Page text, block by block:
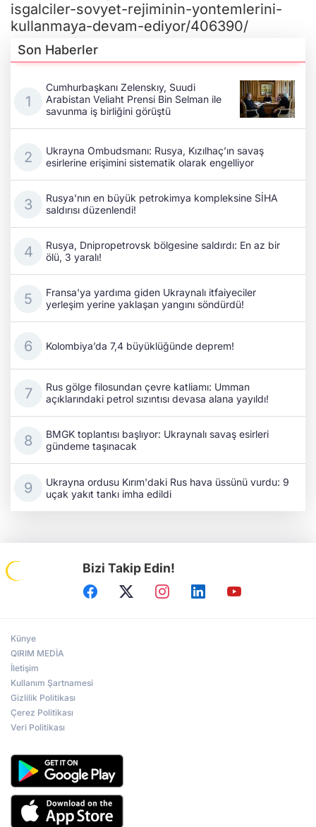
isgalciler-sovyet-rejiminin-yontemlerini-
kullanmaya-devam-ediyor/406390/
Son Haberler
Cumhurbaşkanı Zelenskıy, Suudi
Arabistan Veliaht Prensi Bin Selman ile
savunma iş birliğini görüştü
Ukrayna Ombudsmanı: Rusya, Kızılhaç’ın savaş
esirlerine erişimini sistematik olarak engelliyor
Rusya'nın en büyük petrokimya kompleksine SİHA
saldırısı düzenlendi!
Rusya, Dnipropetrovsk bölgesine saldırdı: En az bir
ölü, 3 yaralı!
Fransa'ya yardıma giden Ukraynalı itfaiyeciler
yerleşim yerine yaklaşan yangını söndürdü!
Kolombiya’da 7,4 büyüklüğünde deprem!
Rus gölge filosundan çevre katliamı: Umman
açıklarındaki petrol sızıntısı devasa alana yayıldı!
BMGK toplantısı başlıyor: Ukraynalı savaş esirleri
gündeme taşınacak
Ukrayna ordusu Kırım'daki Rus hava üssünü vurdu: 9
uçak yakıt tankı imha edildi
Bizi Takip Edin!
Künye
QIRIM MEDİA
İletişim
Kullanım Şartnamesi
Gizlilik Politikası
Çerez Politikası
Veri Politikası